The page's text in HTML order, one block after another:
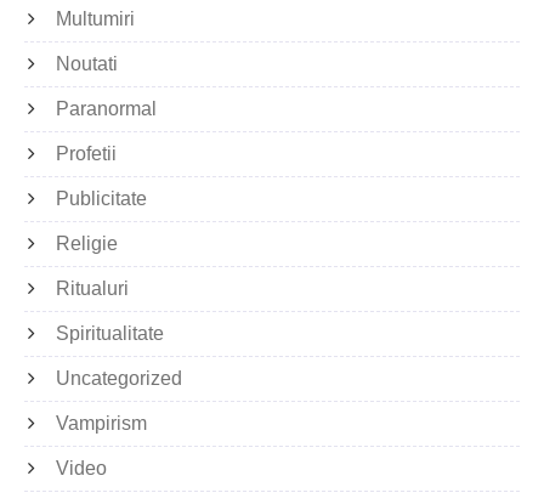
Multumiri
Noutati
Paranormal
Profetii
Publicitate
Religie
Ritualuri
Spiritualitate
Uncategorized
Vampirism
Video